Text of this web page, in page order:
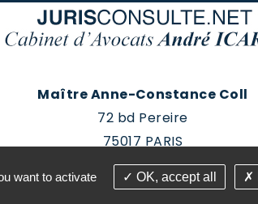
Maître Anne-Constance Coll
72 bd Pereire
75017 PARIS
Tél : 01 60 88 18 78
- Conception Absolute
want to activate OK, accept all